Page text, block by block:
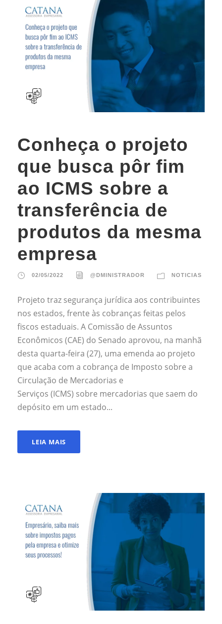
Conheça o projeto
que busca pôr fim
ao ICMS sobre a
transferência de
produtos da mesma
empresa
02/05/2022 @DMINISTRADOR NOTICIAS
Projeto traz segurança jurídica aos contribuintes
nos estados, frente às cobranças feitas pelos
fiscos estaduais. A Comissão de Assuntos
Econômicos (CAE) do Senado aprovou, na manhã
desta quarta-feira (27), uma emenda ao projeto
que acaba com a cobrança de Imposto sobre a
Circulação de Mercadorias e
Serviços (ICMS) sobre mercadorias que saem do
depósito em um estado...
LEIA MAIS